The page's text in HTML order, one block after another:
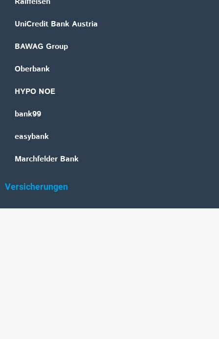
UniCredit Bank Austria
BAWAG Group
Oberbank
HYPO NOE
bank99
easybank
Marchfelder Bank
Versicherungen